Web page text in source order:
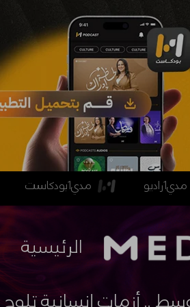
مدي1بودكاست مدي1راديو
الرئيسية